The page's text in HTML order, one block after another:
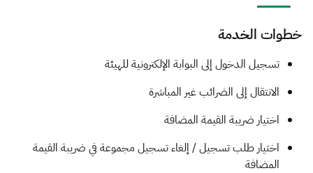
خطوات الخدمة
​​​​​​​​​​تسجيل الدخول إلى البوابة الإلكترونية للهيئة
الانتقال إلى الضرائب غير المباشرة
اختيار ضريبة القيمة المضافة
اختيار طلب تسجيل / إلغاء تسجيل مجموعة في ضريبة القيمة
المضافة